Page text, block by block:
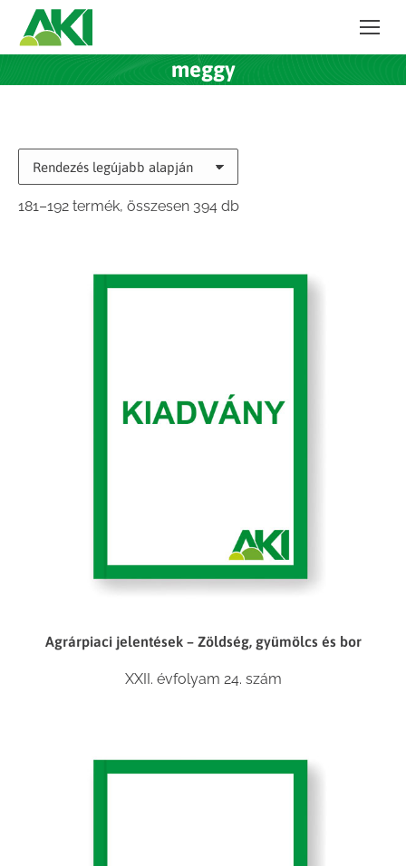
meggy
181–192 termék, összesen 394 dbSorted
Agrárpiaci jelentések – Zöldség, gyümölcs és bor
XXII. évfolyam 24. szám